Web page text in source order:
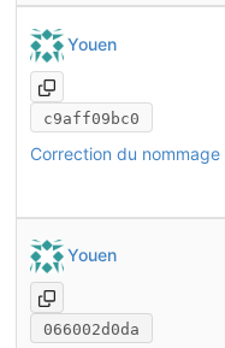
Youen
c9aff09bc0
Youen
066002d0da